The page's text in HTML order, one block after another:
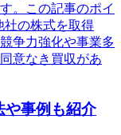
。この記事のポイ
社の株式を取得
争力強化や事業多
意なき買収があ
事例も紹介